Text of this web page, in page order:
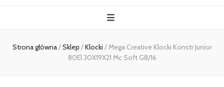
Strona główna/Sklep /Klocki /Mega Creative Klocki Konstr Junior
80El 30X19X21 Mc Soft G8/16